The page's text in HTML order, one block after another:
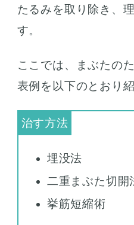
たるみを取り除き、
す。
ここでは、まぶたの
表例を以下のとおり
埋没法
二重まぶた切開
挙筋短縮術